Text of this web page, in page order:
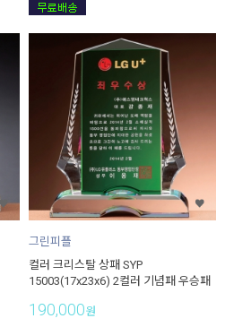
그린피플
컬러 크리스탈 상패 SYP
15003(17x23x6) 2컬러 기념패 우승패
190,000원